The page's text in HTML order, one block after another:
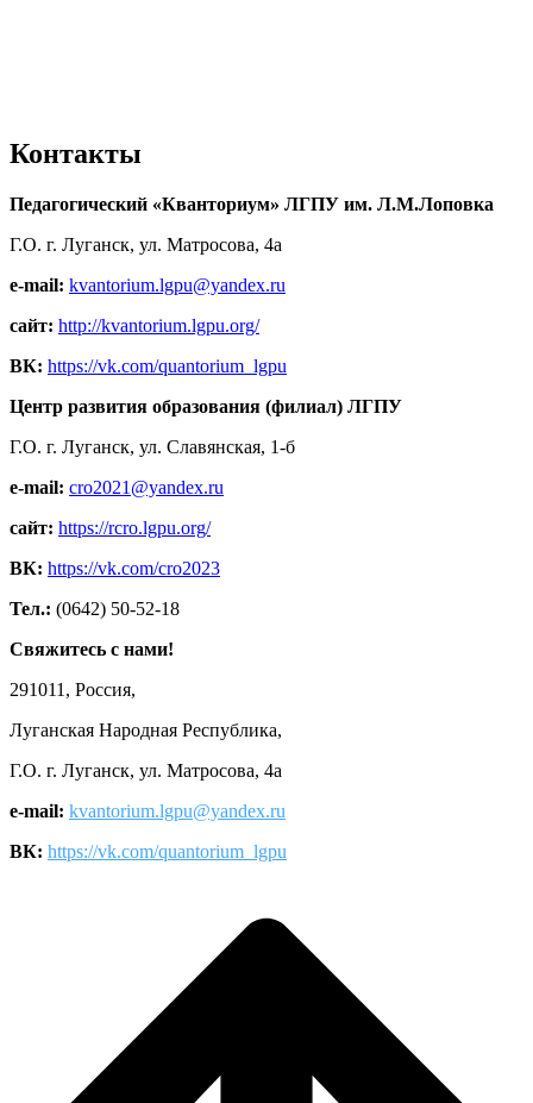
Контакты
Педагогический «Кванториум» ЛГПУ им. Л.М.Лоповка
Г.О. г. Луганск, ул. Матросова, 4а
e-mail: kvantorium.lgpu@yandex.ru
сайт: http://kvantorium.lgpu.org/
ВК: https://vk.com/quantorium_lgpu
Центр развития образования (филиал) ЛГПУ
Г.О. г. Луганск, ул. Славянская, 1-б
e-mail: cro2021@yandex.ru
сайт: https://rcro.lgpu.org/
ВК: https://vk.com/cro2023
Тел.: (0642) 50-52-18
Свяжитесь с нами!
291011, Россия,
Луганская Народная Республика,
Г.О. г. Луганск, ул. Матросова, 4а
e-mail: kvantorium.lgpu@yandex.ru
ВК: https://vk.com/quantorium_lgpu